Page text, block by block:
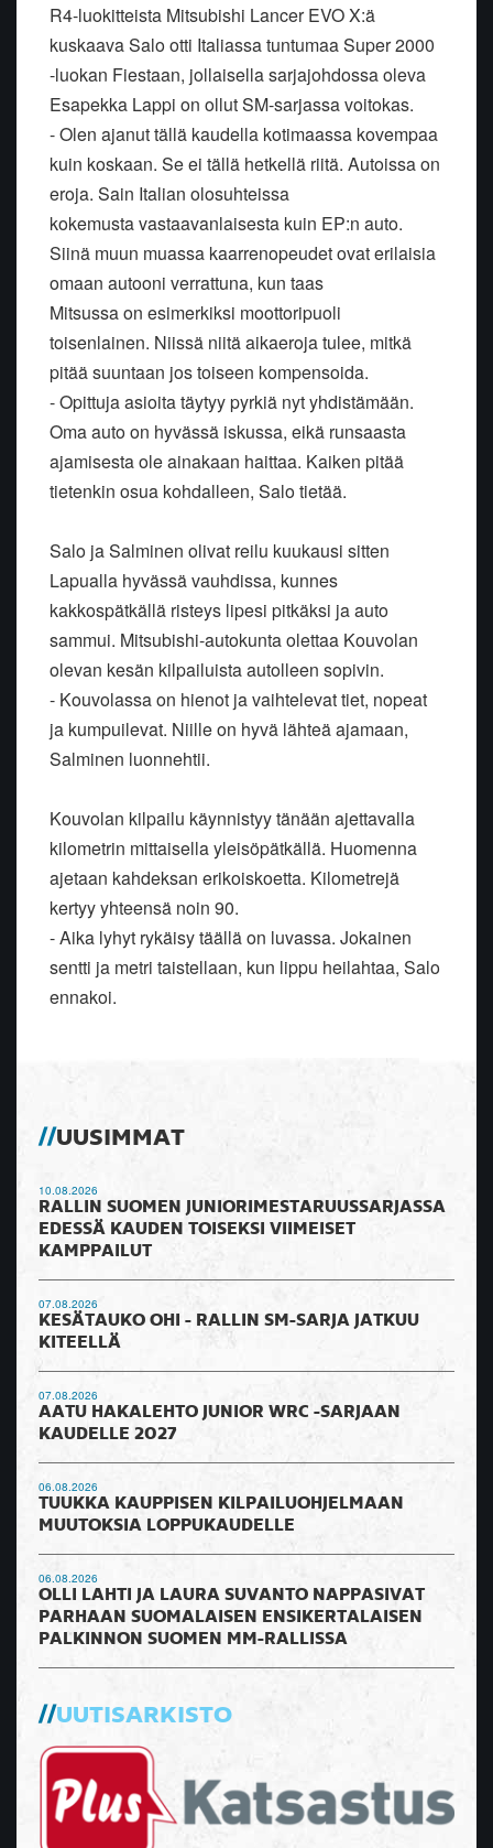
R4-luokitteista Mitsubishi Lancer EVO X:ä
kuskaava Salo otti Italiassa tuntumaa Super 2000
-luokan Fiestaan, jollaisella sarjajohdossa oleva
Esapekka Lappi on ollut SM-sarjassa voitokas.
- Olen ajanut tällä kaudella kotimaassa kovempaa
kuin koskaan. Se ei tällä hetkellä riitä. Autoissa on
eroja. Sain Italian olosuhteissa
kokemusta vastaavanlaisesta kuin EP:n auto.
Siinä muun muassa kaarrenopeudet ovat erilaisia
omaan autooni verrattuna, kun taas
Mitsussa on esimerkiksi moottoripuoli
toisenlainen. Niissä niitä aikaeroja tulee, mitkä
pitää suuntaan jos toiseen kompensoida.
- Opittuja asioita täytyy pyrkiä nyt yhdistämään.
Oma auto on hyvässä iskussa, eikä runsaasta
ajamisesta ole ainakaan haittaa. Kaiken pitää
tietenkin osua kohdalleen, Salo tietää.
Salo ja Salminen olivat reilu kuukausi sitten
Lapualla hyvässä vauhdissa, kunnes
kakkospätkällä risteys lipesi pitkäksi ja auto
sammui. Mitsubishi-autokunta olettaa Kouvolan
olevan kesän kilpailuista autolleen sopivin.
- Kouvolassa on hienot ja vaihtelevat tiet, nopeat
ja kumpuilevat. Niille on hyvä lähteä ajamaan,
Salminen luonnehtii.
Kouvolan kilpailu käynnistyy tänään ajettavalla
kilometrin mittaisella yleisöpätkällä. Huomenna
ajetaan kahdeksan erikoiskoetta. Kilometrejä
kertyy yhteensä noin 90.
- Aika lyhyt rykäisy täällä on luvassa. Jokainen
sentti ja metri taistellaan, kun lippu heilahtaa, Salo
ennakoi.
UUSIMMAT
10.08.2026
RALLIN SUOMEN JUNIORIMESTARUUSSARJASSA
EDESSÄ KAUDEN TOISEKSI VIIMEISET
KAMPPAILUT
07.08.2026
KESÄTAUKO OHI - RALLIN SM-SARJA JATKUU
KITEELLÄ
07.08.2026
AATU HAKALEHTO JUNIOR WRC -SARJAAN
KAUDELLE 2027
06.08.2026
TUUKKA KAUPPISEN KILPAILUOHJELMAAN
MUUTOKSIA LOPPUKAUDELLE
06.08.2026
OLLI LAHTI JA LAURA SUVANTO NAPPASIVAT
PARHAAN SUOMALAISEN ENSIKERTALAISEN
PALKINNON SUOMEN MM-RALLISSA
UUTISARKISTO